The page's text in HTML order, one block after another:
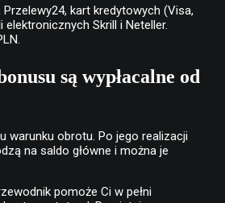
kart kredytowych (Visa,
Skrill i Neteller.
są wypłacalne od
warunku obrotu. Po jego realizacji
na saldo główne i można je
pomoże Ci w pełni